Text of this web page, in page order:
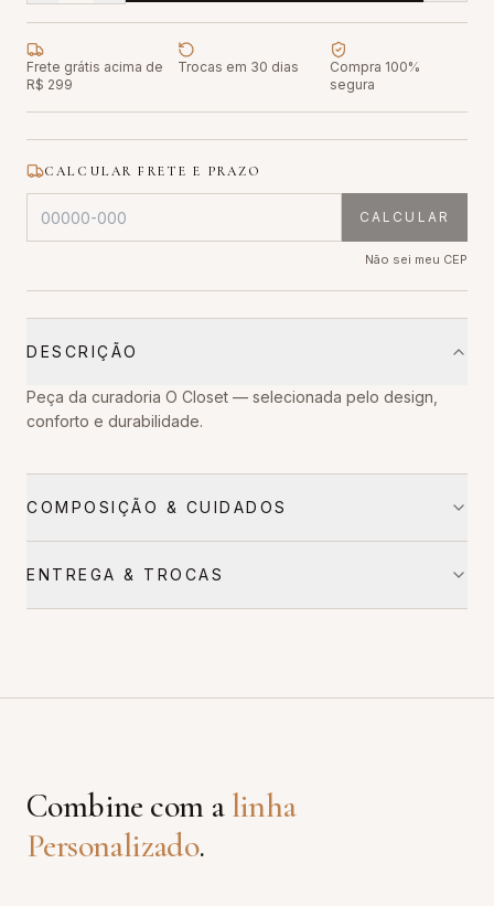
Frete grátis acima de
R$ 299
Trocas em 30 dias
Compra 100%
segura
CALCULAR FRETE E PRAZO
CALCULAR
Não sei meu CEP
DESCRIÇÃO
Peça da curadoria O Closet — selecionada pelo design,
conforto e durabilidade.
COMPOSIÇÃO & CUIDADOS
ENTREGA & TROCAS
Combine com alinha
Personalizado.